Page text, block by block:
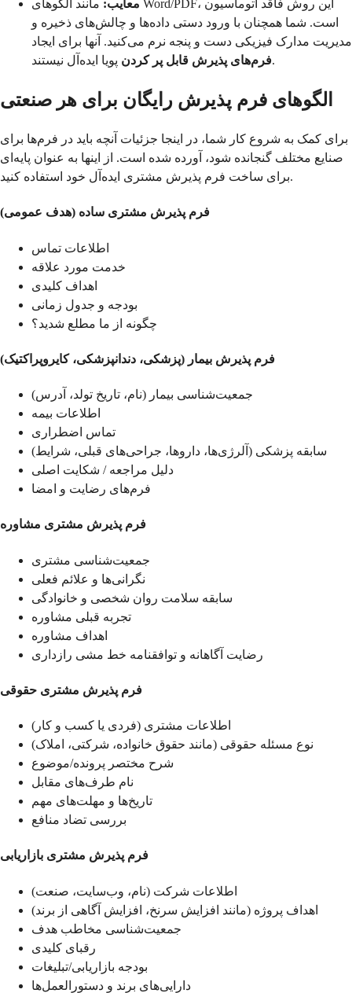
معایب: مانند الگوهای Word/PDF، این روش فاقد اتوماسیون
است. شما همچنان با ورود دستی داده‌ها و چالش‌های ذخیره و
مدیریت مدارک فیزیکی دست و پنجه نرم می‌کنید. آنها برای ایجاد
فرم‌های پذیرش قابل پر کردنپویا ایده‌آل نیستند.
الگوهای فرم پذیرش رایگان برای هر صنعتی
برای کمک به شروع کار شما، در اینجا جزئیات آنچه باید در فرم‌ها برای
صنایع مختلف گنجانده شود، آورده شده است. از اینها به عنوان پایه‌ای
برای ساخت فرم پذیرش مشتری ایده‌آل خود استفاده کنید.
فرم پذیرش مشتری ساده (هدف عمومی)
اطلاعات تماس
خدمت مورد علاقه
اهداف کلیدی
بودجه و جدول زمانی
چگونه از ما مطلع شدید؟
فرم پذیرش بیمار (پزشکی، دندانپزشکی، کایروپراکتیک)
جمعیت‌شناسی بیمار (نام، تاریخ تولد، آدرس)
اطلاعات بیمه
تماس اضطراری
سابقه پزشکی (آلرژی‌ها، داروها، جراحی‌های قبلی، شرایط)
دلیل مراجعه / شکایت اصلی
فرم‌های رضایت و امضا
فرم پذیرش مشتری مشاوره
جمعیت‌شناسی مشتری
نگرانی‌ها و علائم فعلی
سابقه سلامت روان شخصی و خانوادگی
تجربه قبلی مشاوره
اهداف مشاوره
رضایت آگاهانه و توافقنامه خط مشی رازداری
فرم پذیرش مشتری حقوقی
اطلاعات مشتری (فردی یا کسب و کار)
نوع مسئله حقوقی (مانند حقوق خانواده، شرکتی، املاک)
شرح مختصر پرونده/موضوع
نام طرف‌های مقابل
تاریخ‌ها و مهلت‌های مهم
بررسی تضاد منافع
فرم پذیرش مشتری بازاریابی
اطلاعات شرکت (نام، وب‌سایت، صنعت)
اهداف پروژه (مانند افزایش سرنخ، افزایش آگاهی از برند)
جمعیت‌شناسی مخاطب هدف
رقبای کلیدی
بودجه بازاریابی/تبلیغات
دارایی‌های برند و دستورالعمل‌ها